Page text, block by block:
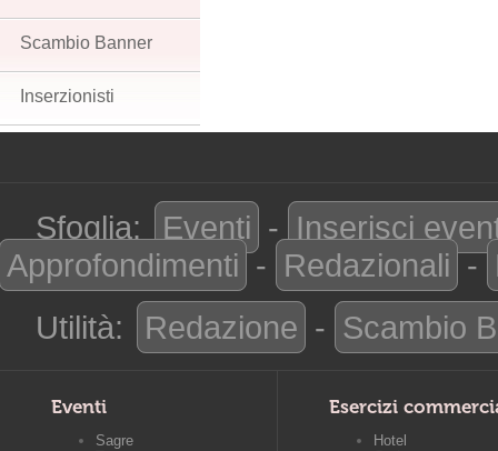
Scambio Banner
Inserzionisti
Sfoglia: Eventi - Inserisci
Approfondimenti - Redazionali -
Utilità:
Redazione - Scambio
Eventi
Sagre
Esercizi
Hotel